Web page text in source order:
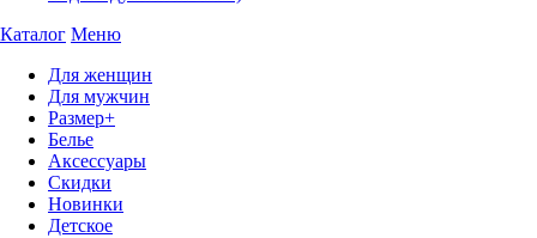
Каталог Меню
Для женщин
Для мужчин
Размер+
Белье
Аксессуары
Скидки
Новинки
Детское